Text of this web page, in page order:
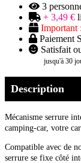
3
+ 3,49 €
Important :
Paiement
Satisfait
jusqu'à 30
Description
Mécanisme serrure
camping-car, votre
Compatible avec de
serrure se fixe côté